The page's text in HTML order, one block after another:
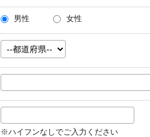
男性 女性
※ハイフンなしでご入力ください